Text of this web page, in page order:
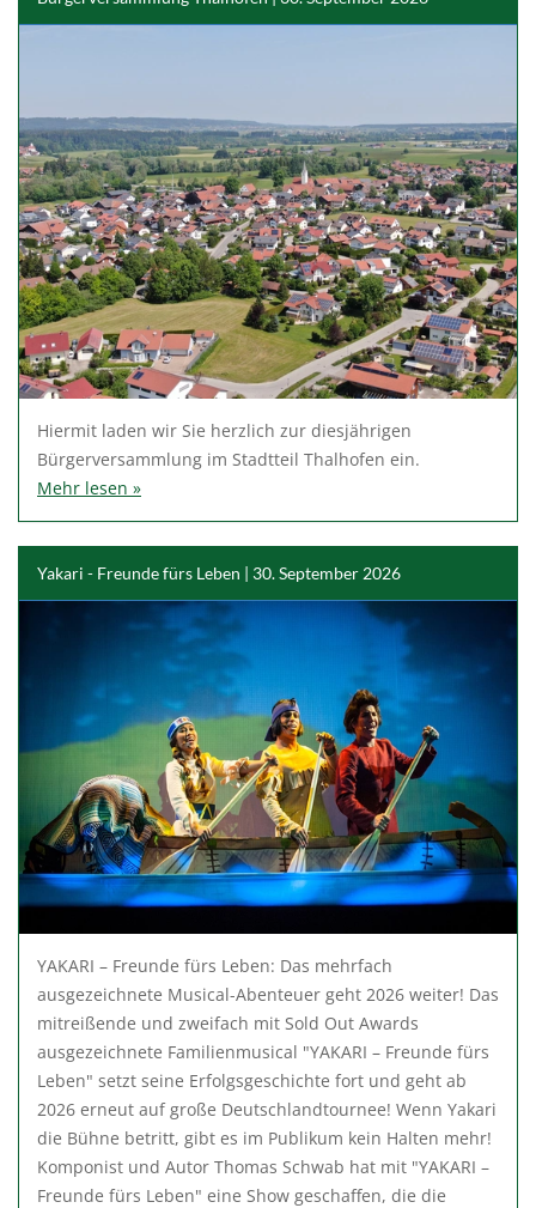
Hiermit laden wir Sie herzlich zur diesjährigen
Bürgerversammlung im Stadtteil Thalhofen ein.
Mehr lesen »
Yakari - Freunde fürs Leben | 30. September 2026
YAKARI – Freunde fürs Leben: Das mehrfach
ausgezeichnete Musical-Abenteuer geht 2026 weiter! Das
mitreißende und zweifach mit Sold Out Awards
ausgezeichnete Familienmusical "YAKARI – Freunde fürs
Leben" setzt seine Erfolgsgeschichte fort und geht ab
2026 erneut auf große Deutschlandtournee! Wenn Yakari
die Bühne betritt, gibt es im Publikum kein Halten mehr!
Komponist und Autor Thomas Schwab hat mit "YAKARI –
Freunde fürs Leben" eine Show geschaffen, die die